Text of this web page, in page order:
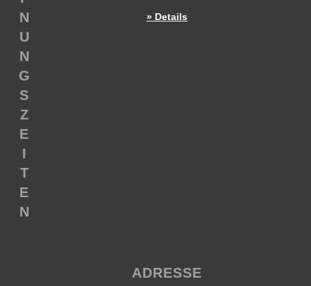
N
U
N
G
S
Z
E
I
T
E
N
» Details
ADRESSE